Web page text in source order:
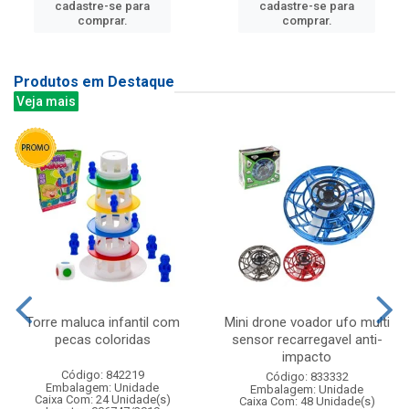
cadastre-se para
comprar.
cadastre-se para
comprar.
Produtos em Destaque
Veja mais
Torre maluca infantil com
pecas coloridas
Código: 842219
Embalagem: Unidade
Caixa Com: 24 Unidade(s)
Mini drone voador ufo multi
sensor recarregavel anti-
impacto
Código: 833332
Embalagem: Unidade
Caixa Com: 48 Unidade(s)